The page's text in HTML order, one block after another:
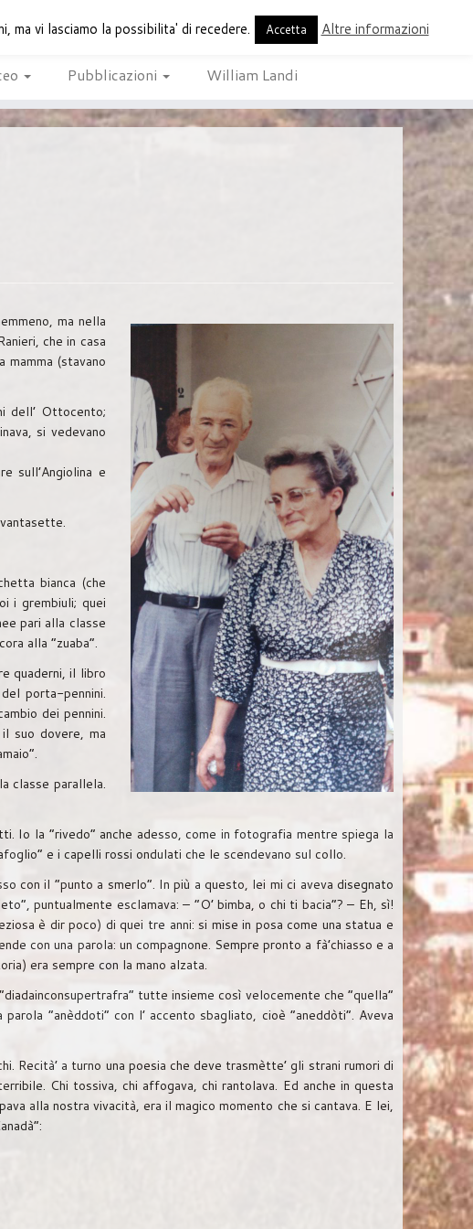
periodico di Buti
Pubblicazioni William Landi
ma nella
che in casa
mamma (stavano
dell’ Ottocento;
si vedevano
sull’Angiolina e
bianca (che
i grembiuli; quei
pari alla classe
alla “zuaba“.
quaderni, il libro
porta-pennini.
dei pennini.
suo dovere, ma
classe parallela.
Io la “rivedo” anche adesso, come in fotografia mentre spiega la
e i capelli rossi ondulati che le scendevano sul collo.
con il “punto a smerlo“. In più a questo, lei mi ci aveva disegnato
puntualmente esclamava: – “O’ bimba, o chi ti bacia”? – Eh, sì!
è dir poco) di quei tre anni: si mise in posa come una statua e
con una parola: un compagnone. Sempre pronto a fà’chiasso e a
era sempre con la mano alzata.
tutte insieme così velocemente che “quella”
“anèddoti” con l’ accento sbagliato, cioè “aneddòti”. Aveva
Recità’ a turno una poesia che deve trasmètte’ gli strani rumori di
Chi tossiva, chi affogava, chi rantolava. Ed anche in questa
alla nostra vivacità, era il magico momento che si cantava. E lei,
ma vi lasciamo la possibilita' di recedere. Accetta Altre informazioni